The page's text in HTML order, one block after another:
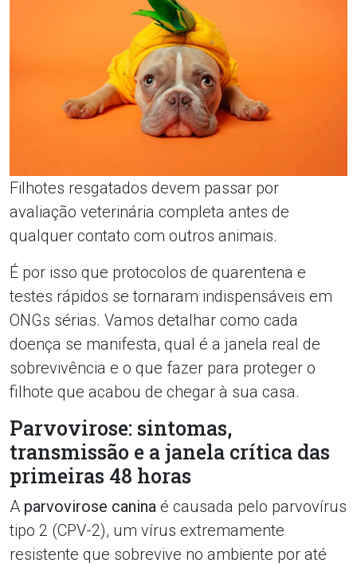
Filhotes resgatados devem passar por
avaliação veterinária completa antes de
qualquer contato com outros animais.
É por isso que protocolos de quarentena e
testes rápidos se tornaram indispensáveis em
ONGs sérias. Vamos detalhar como cada
doença se manifesta, qual é a janela real de
sobrevivência e o que fazer para proteger o
filhote que acabou de chegar à sua casa.
Parvovirose: sintomas,
transmissão e a janela crítica das
primeiras 48 horas
A parvovirose canina é causada pelo parvovírus
tipo 2 (CPV-2), um vírus extremamente
resistente que sobrevive no ambiente por até